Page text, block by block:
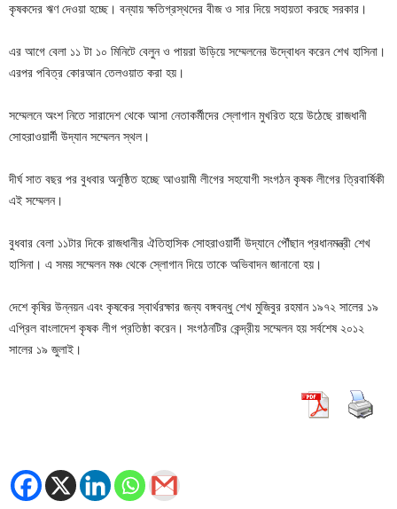
কৃষকদের ঋণ দেওয়া হচ্ছে। বন্যায় ক্ষতিগ্রস্থদের বীজ ও সার দিয়ে সহায়তা করছে সরকার।
এর আগে বেলা ১১ টা ১০ মিনিটে বেলুন ও পায়রা উড়িয়ে সম্মেলনের উদ্বোধন করেন শেখ হাসিনা।
এরপর পবিত্র কোরআন তেলওয়াত করা হয়।
সম্মেলনে অংশ নিতে সারাদেশ থেকে আসা নেতাকর্মীদের স্লোগান মুখরিত হয়ে উঠেছে রাজধানী
সোহরাওয়ার্দী উদ্যান সম্মেলন স্থল।
দীর্ঘ সাত বছর পর বুধবার অনুষ্ঠিত হচ্ছে আওয়ামী লীগের সহযোগী সংগঠন কৃষক লীগের ত্রিবার্ষিকী
এই সম্মেলন।
বুধবার বেলা ১১টার দিকে রাজধানীর ঐতিহাসিক সোহরাওয়ার্দী উদ্যানে পৌঁছান প্রধানমন্ত্রী শেখ
হাসিনা। এ সময় সম্মেলন মঞ্চ থেকে স্লোগান দিয়ে তাকে অভিবাদন জানানো হয়।
দেশে কৃষির উন্নয়ন এবং কৃষকের স্বার্থরক্ষার জন্য বঙ্গবন্ধু শেখ মুজিবুর রহমান ১৯৭২ সালের ১৯
এপ্রিল বাংলাদেশ কৃষক লীগ প্রতিষ্ঠা করেন। সংগঠনটির কেন্দ্রীয় সম্মেলন হয় সর্বশেষ ২০১২
সালের ১৯ জুলাই।